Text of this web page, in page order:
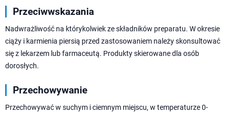
Przeciwwskazania
Nadwrażliwość na którykolwiek ze składników preparatu. W okresie
ciąży i karmienia piersią przed zastosowaniem należy skonsultować
się z lekarzem lub farmaceutą. Produkty skierowane dla osób
dorosłych.
Przechowywanie
Przechowywać w suchym i ciemnym miejscu, w temperaturze 0-